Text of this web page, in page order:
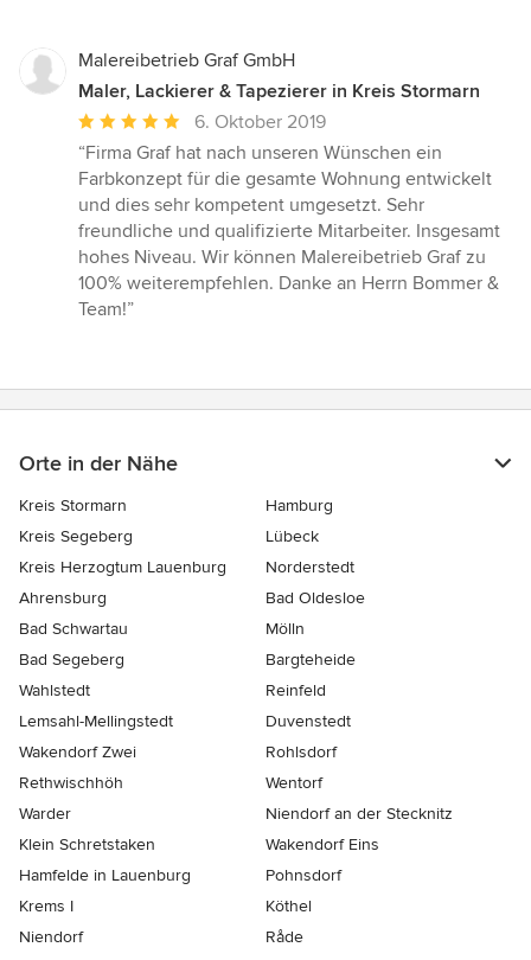
Malereibetrieb Graf GmbH
Maler, Lackierer & Tapezierer in Kreis Stormarn
Durchschnittliche
Bewertung:
5
von
5
Sternen
6. Oktober 2019
“Firma Graf hat nach unseren Wünschen ein
Farbkonzept für die gesamte Wohnung entwickelt
und dies sehr kompetent umgesetzt. Sehr
freundliche und qualifizierte Mitarbeiter. Insgesamt
hohes Niveau. Wir können Malereibetrieb Graf zu
100% weiterempfehlen. Danke an Herrn Bommer &
Team!”
Orte in der Nähe
Kreis Stormarn
Hamburg
Kreis Segeberg
Lübeck
Kreis Herzogtum Lauenburg
Norderstedt
Ahrensburg
Bad Oldesloe
Bad Schwartau
Mölln
Bad Segeberg
Bargteheide
Wahlstedt
Reinfeld
Lemsahl-Mellingstedt
Duvenstedt
Wakendorf Zwei
Rohlsdorf
Rethwischhöh
Wentorf
Warder
Niendorf an der Stecknitz
Klein Schretstaken
Wakendorf Eins
Hamfelde in Lauenburg
Pohnsdorf
Krems I
Köthel
Niendorf
Råde